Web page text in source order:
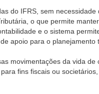
do IFRS, sem
o que permite
e o sistema
apoio para o planejamento
movimentações da vida
fins fiscais ou